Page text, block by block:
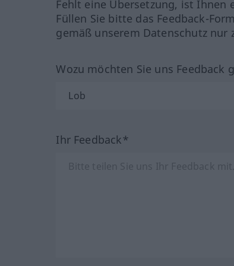
Fehlt eine Übersetzung, ist Ihnen
Füllen Sie bitte das Feedback-
gemäß unserem Datenschutz
Wozu möchten Sie uns Feedback
Ihr Feedback*